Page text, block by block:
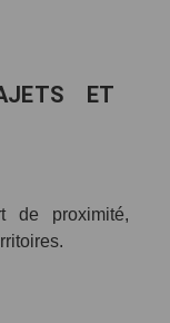
ET
de proximité,